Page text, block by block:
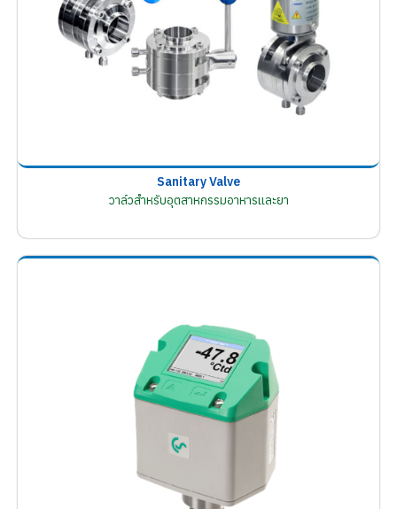
Sanitary Valve
วาล์วสำหรับอุตสาหกรรมอาหารและยา